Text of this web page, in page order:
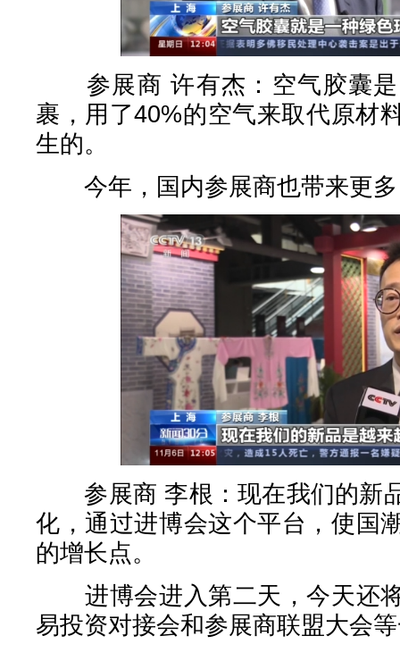
参展商 许有杰：空气胶囊是
裹，用了40%的空气来取代原材
生的。
今年，国内参展商也带来更多
参展商 李根：现在我们的新
化，通过进博会这个平台，使国
的增长点。
进博会进入第二天，今天还
易投资对接会和参展商联盟大会